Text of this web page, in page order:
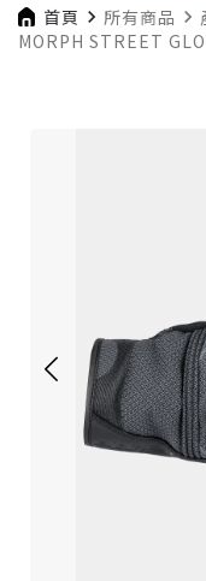
首頁 navigate_next 所有商品 navigate_next
MORPH STREET